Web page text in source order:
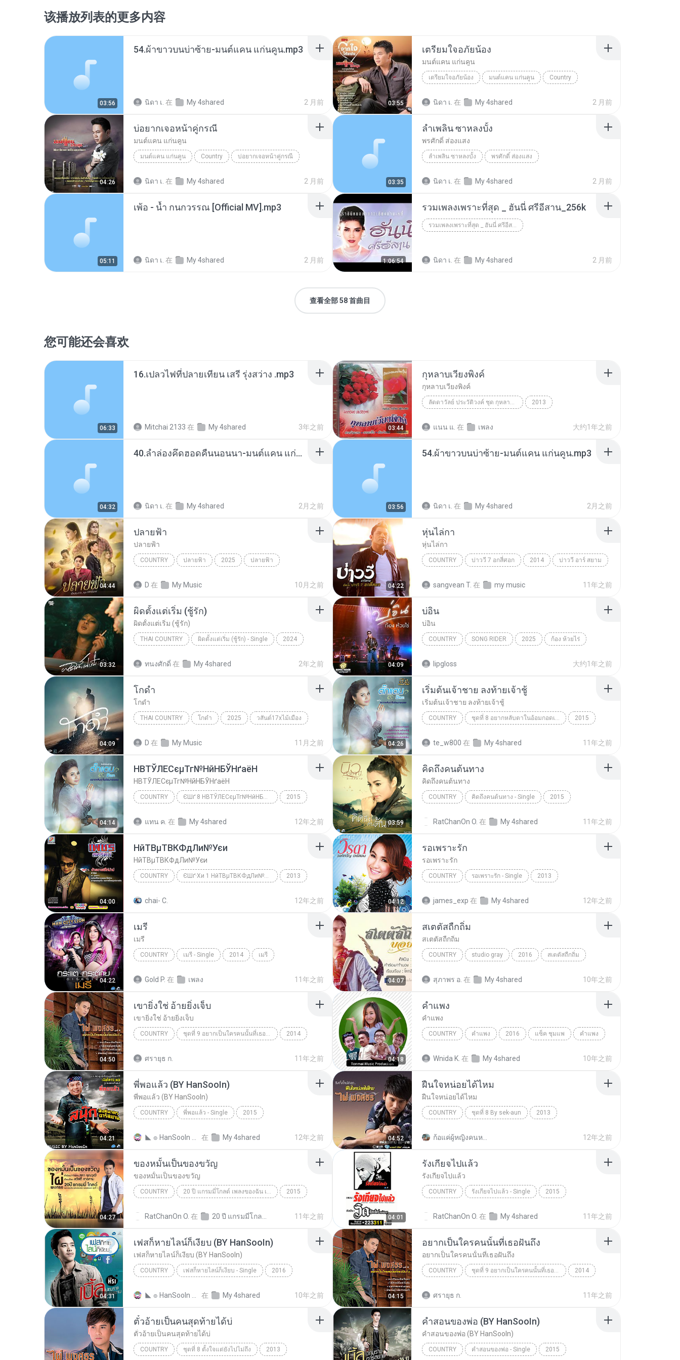
该播放列表的更多内容
03:56
54.ผ้าขาวบนบ่าซ้าย-มนต์แคน แก่นคูน.mp3
นิดา เ. 在 My 4shared 2 月前 03:55
เตรียมใจอภัยน้อง
มนต์แคน แก่นคูน
เตรียมใจอภัยน้อง มนต์แคน แก่นคูน Country
นิดา เ. 在 My 4shared 2 月前
04:26
บ่อยากเจอหน้าคู่กรณี
มนต์แคน แก่นคูน
มนต์แคน แก่นคูน Country บ่อยากเจอหน้าคู่กรณี
นิดา เ. 在 My 4shared 2 月前 03:35
ลำเพลิน ซาหลงบั้ง
พรศักดิ์ ส่องแสง
ลำเพลิน ซาหลงบั้ง พรศักดิ์ ส่องแสง
นิดา เ. 在 My 4shared 2 月前
05:11
เพ้อ - น้ำ กนกวรรณ [Official MV].mp3
นิดา เ. 在 My 4shared 2 月前 1:06:54
รวมเพลงเพราะที่สุด _ ฮันนี่ ศรีอีสาน_256k
รวมเพลงเพราะที่สุด _ ฮันนี่ ศรีอีสาน_256K
นิดา เ. 在 My 4shared 2 月前
查看全部 58 首曲目
您可能还会喜欢
06:33
16.เปลวไฟที่ปลายเทียน เสรี รุ่งสว่าง .mp3
Mitchai 2133 在 My 4shared 3年之前 03:44
กุหลาบเวียงพิงค์
กุหลาบเวียงพิงค์
ลัดดาวัลย์ ประวัติวงค์ ชุด กุหลาบเวียงพิงค์ 2013
แนน แ. 在 เพลง 大约1年之前
04:32
40.ลำล่องคึดฮอดคืนนอนนา-มนต์แคน แก่นคูน.mp3
นิดา เ. 在 My 4shared 2月之前 03:56
54.ผ้าขาวบนบ่าซ้าย-มนต์แคน แก่นคูน.mp3
นิดา เ. 在 My 4shared 2月之前
04:44
ปลายฟ้า
ปลายฟ้า
COUNTRY ปลายฟ้า 2025 ปลายฟ้า
D 在 My Music 10月之前 04:22
หุ่นไล่กา
หุ่นไล่กา
COUNTRY บ่าววี 7 อกสี่ศอก 2014 บ่าววี อาร์ สยาม
sangvean T. 在 my music 11年之前
03:32
ผิดตั้งแต่เริ่ม (ชู้รัก)
ผิดตั้งแต่เริ่ม (ชู้รัก)
THAI COUNTRY ผิดตั้งแต่เริ่ม (ชู้รัก) - Single 2024
ทนงศักดิ์ 在 My 4shared 2年之前 04:09
บ่อิน
บ่อิน
COUNTRY SONG RIDER 2025 ก้อง ห้วยไร่
lipgloss 大约1年之前
04:09
โกดำ
โกดำ
THAI COUNTRY โกดำ 2025 วสันต์17xไม้เมือง
D 在 My Music 11月之前 04:26
เริ่มต้นเจ้าชาย ลงท้ายเจ้าชู้
เริ่มต้นเจ้าชาย ลงท้ายเจ้าชู้
COUNTRY ชุดที่ 8 อยากหลับตาในอ้อมกอดเธอ 2015
te_w800 在 My 4shared 11年之前
04:14
НВТЎЛЕСєµТг№НйНБЎНґаёН
НВТЎЛЕСєµТг№НйНБЎНґаёН
COUNTRY ЄШґ 8 НВТЎЛЕСєµТг№НйНБЎНґаёН 2015
แทน ค. 在 My 4shared 12年之前 03:59
คิดถึงคนต้นทาง
คิดถึงคนต้นทาง
COUNTRY คิดถึงคนต้นทาง - Single 2015
RatChanOn O. 在 My 4shared 11年之前
04:00
НйТВµТВКФдЛи№Уєи
НйТВµТВКФдЛи№Уєи
COUNTRY ЄШґ·Хи 1 НйТВµТВКФдЛи№Уєи 2013
chai- C. 12年之前 04:12
รอเพราะรัก
รอเพราะรัก
COUNTRY รอเพราะรัก - Single 2013
james_exp 在 My 4shared 12年之前
04:22
เมรี
เมรี
COUNTRY เมรี - Single 2014 เมรี
Gold P. 在 เพลง 11年之前 04:07
สเตตัสถืกถิ่ม
สเตตัสถืกถิ่ม
COUNTRY studio gray 2016 สเตตัสถืกถิ่ม
สุภาพร อ. 在 My 4shared 10年之前
04:50
เขายิ่งใช่ อ้ายยิ่งเจ็บ
เขายิ่งใช่ อ้ายยิ่งเจ็บ
COUNTRY ชุดที่ 9 อยากเป็นใครคนนั้นที่เธอฝันถึง Music4load.net 2014
ศรายุธ ก. 11年之前 04:18
คำแพง
คำแพง
COUNTRY คำแพง 2016 แซ็ค ชุมแพ คำแพง
Wnida K. 在 My 4shared 10年之前
04:21
พี่พอแล้ว (BY HanSooIn)
พี่พอแล้ว (BY HanSooIn)
COUNTRY พี่พอแล้ว - Single 2015
在 My 4shared 12年之前 04:52
ฝืนใจหน่อยได้ไหม
ฝืนใจหน่อยได้ไหม
COUNTRY ชุดที่ 8 By sek-aun 2013
12年之前
04:27
ของหมั้นเป็นของขวัญ
ของหมั้นเป็นของขวัญ
COUNTRY 20 ปี แกรมมี่โกลด์ เพลงของฉัน เพลงของเธอ เพลงของเรา ชุดที่ 1 2015
RatChanOn O. 在 11年之前 04:01
รังเกียจไปแล้ว
รังเกียจไปแล้ว
COUNTRY รังเกียจไปแล้ว - Single 2015
RatChanOn O. 在 My 4shared 11年之前
04:31
เฟสก็หายไลน์ก็เงียบ (BY HanSooIn)
เฟสก็หายไลน์ก็เงียบ (BY HanSooIn)
COUNTRY เฟสก็หายไลน์ก็เงียบ - Single 2016
在 My 4shared 10年之前 04:15
อยากเป็นใครคนนั้นที่เธอฝันถึง
อยากเป็นใครคนนั้นที่เธอฝันถึง
COUNTRY ชุดที่ 9 อยากเป็นใครคนนั้นที่เธอฝันถึง 2014
ศรายุธ ก. 11年之前
ตั๋วอ้ายเป็นคนสุดท้ายได้บ่
ตั๋วอ้ายเป็นคนสุดท้ายได้บ่
COUNTRY ชุดที่ 8 ตั้งใจแต่ยังไปไม่ถึง 2013
คำสอนของพ่อ (BY HanSooIn)
คำสอนของพ่อ (BY HanSooIn)
COUNTRY คำสอนของพ่อ - Single 2015